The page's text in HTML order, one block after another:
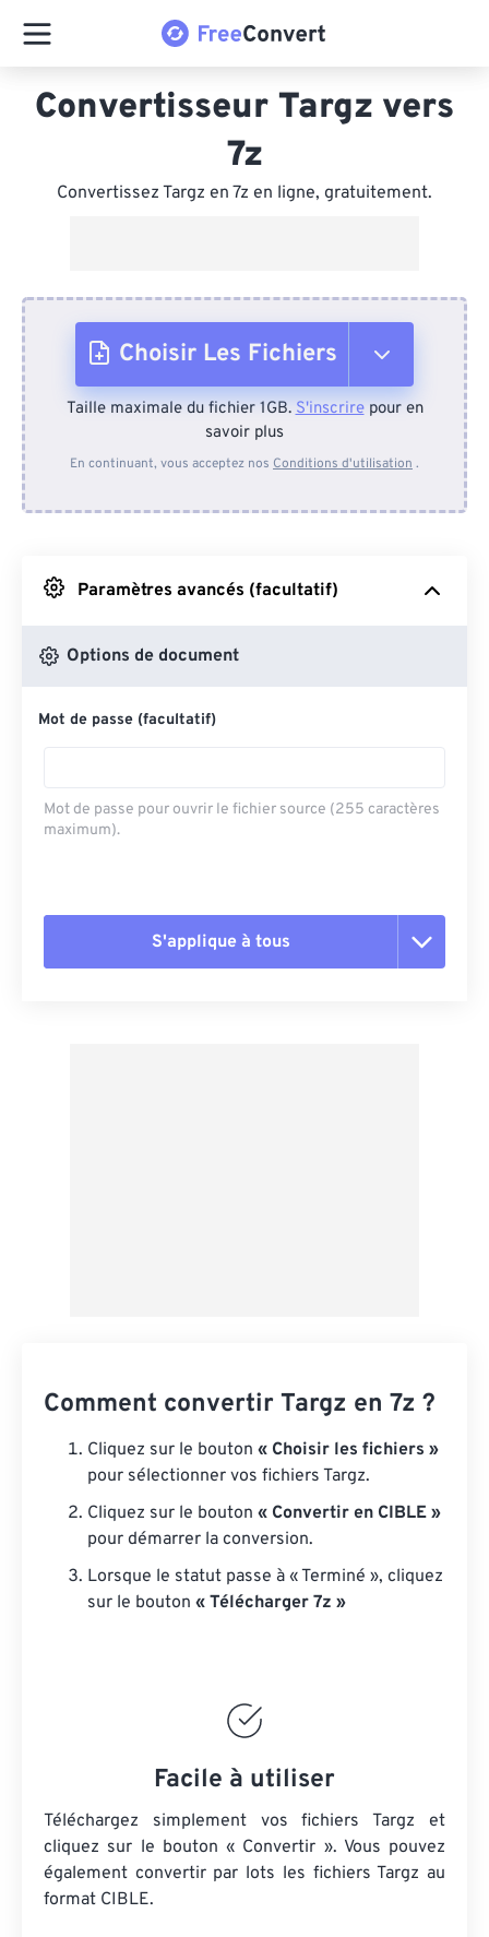
Convertisseur Targz vers
7z
Convertissez Targz en 7z en ligne, gratuitement.
Choisir Les Fichiers
Depuis l'appareil
Depuis Google Drive
Depuis OneDrive
Depuis l'URL
Taille maximale du fichier 1GB.S'inscrirepour en
savoir plus
En continuant, vous acceptez nos Conditions d'utilisation .
Paramètres avancés (facultatif)
Options de document
Mot de passe (facultatif)
Mot de passe pour ouvrir le fichier source (255 caractères
maximum).
S'applique à tous
Comment convertir Targz en 7z ?
Cliquez sur le bouton « Choisir les fichiers »
pour sélectionner vos fichiers Targz.
Cliquez sur le bouton « Convertir en CIBLE »
pour démarrer la conversion.
Lorsque le statut passe à « Terminé », cliquez
sur le bouton « Télécharger 7z »
Facile à utiliser
Téléchargez simplement vos fichiers Targz et
cliquez sur le bouton « Convertir ». Vous pouvez
également convertir par lots les fichiers Targz au
format CIBLE.